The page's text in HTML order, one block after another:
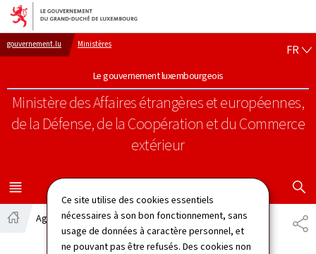
Ce site utilise des cookies essentiels
nécessaires à son bon fonctionnement, sans
usage de données à caractère personnel, et
ne pouvant pas être refusés. Des cookies non
Aller au menu principal
Aller au contenu
gouvernement.lu Ministères
Le gouvernement luxembourgeois
Ministère des Affaires étrangères et européennes,
de la Défense, de la Coopération et du Commerce
extérieur
FR
MENU
PRINCIPAL
Agenda